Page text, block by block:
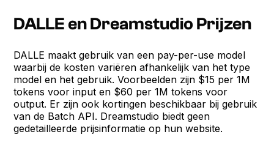
DALLE en Dreamstudio Prijzen
DALLE maakt gebruik van een pay-per-use model
waarbij de kosten variëren afhankelijk van het type
model en het gebruik. Voorbeelden zijn $15 per 1M
tokens voor input en $60 per 1M tokens voor
output. Er zijn ook kortingen beschikbaar bij gebruik
van de Batch API. Dreamstudio biedt geen
gedetailleerde prijsinformatie op hun website.